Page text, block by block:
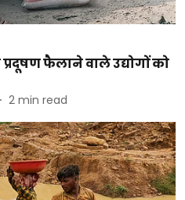
फैलाने वाले उद्योगों को
2 min read